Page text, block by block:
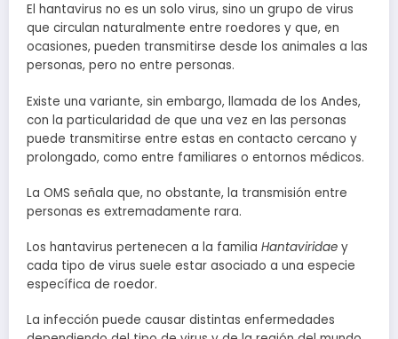
El hantavirus no es un solo virus, sino un grupo de virus
que circulan naturalmente entre roedores y que, en
ocasiones, pueden transmitirse desde los animales a las
personas, pero no entre personas.
Existe una variante, sin embargo, llamada de los Andes,
con la particularidad de que una vez en las personas
puede transmitirse entre estas en contacto cercano y
prolongado, como entre familiares o entornos médicos.
La OMS señala que, no obstante, la transmisión entre
personas es extremadamente rara.
Los hantavirus pertenecen a la familia Hantaviridae y
cada tipo de virus suele estar asociado a una especie
específica de roedor.
La infección puede causar distintas enfermedades